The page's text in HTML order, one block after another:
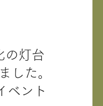
の灯台
た。
ベント